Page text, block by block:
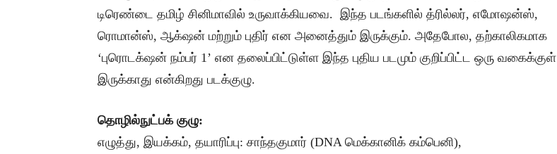
டிரெண்டை தமிழ் சினிமாவில் உருவாக்கியவை. இந்த படங்களில் த்ரில்லர், எமோஷன்ஸ்,
ரொமான்ஸ், ஆக்‌ஷன் மற்றும் புதிர் என அனைத்தும் இருக்கும். அதேபோல, தற்காலிகமாக
‘புரொடக்‌ஷன் நம்பர் 1’ என தலைப்பிட்டுள்ள இந்த புதிய படமும் குறிப்பிட்ட ஒரு வகைக்குள்
இருக்காது என்கிறது படக்குழு.
தொழில்நுட்பக் குழு:
எழுத்து, இயக்கம், தயாரிப்பு: சாந்தகுமார் (DNA மெக்கானிக் கம்பெனி),